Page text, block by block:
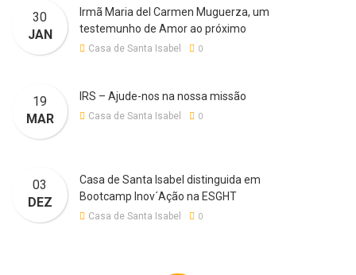
30
JAN
Irmã Maria del Carmen Muguerza, um
testemunho de Amor ao próximo
Casa de Santa Isabel 0
19
MAR
IRS – Ajude-nos na nossa missão
Casa de Santa Isabel 0
03
DEZ
Casa de Santa Isabel distinguida em
Bootcamp Inov´Ação na ESGHT
Casa de Santa Isabel 0